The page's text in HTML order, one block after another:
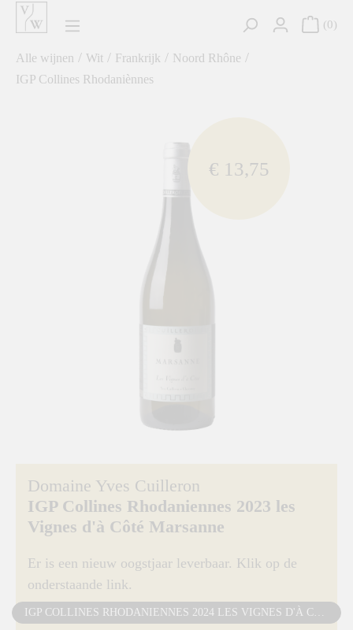
0
Alle wijnen / Wit / Frankrijk / Noord Rhône /
IGP Collines Rhodaniènnes
€ 13,75
Domaine Yves Cuilleron
IGP Collines Rhodaniennes 2023 les
Vignes d'à Côté Marsanne
Er is een nieuw oogstjaar leverbaar. Klik op de
onderstaande link.
IGP COLLINES RHODANIENNES 2024 LES VIGNES D'À CÔTÉ MARSANNE